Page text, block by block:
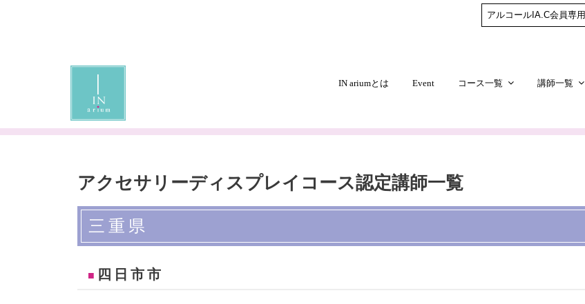
アルコールIA.C会員専用
IN ariumとは Event コース一覧 講師一覧
アクセサリーディスプレイコース認定講師一覧
三重県
■ 四日市市